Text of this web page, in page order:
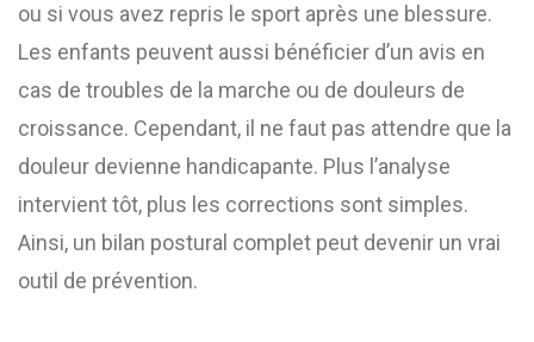
ou si vous avez repris le sport après une blessure.
Les enfants peuvent aussi bénéficier d’un avis en
cas de troubles de la marche ou de douleurs de
croissance. Cependant, il ne faut pas attendre que la
douleur devienne handicapante. Plus l’analyse
intervient tôt, plus les corrections sont simples.
Ainsi, un bilan postural complet peut devenir un vrai
outil de prévention.